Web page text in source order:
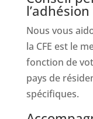
l’adhésion
Nous vous
la CFE est le
fonction de
pays de
spécifiques.